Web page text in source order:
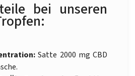
bei unseren
Satte 2000 mg CBD